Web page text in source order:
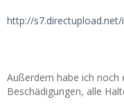
http://
Außerdem habe ich noch
Beschädigungen, alle